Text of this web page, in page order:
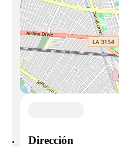
Dirección